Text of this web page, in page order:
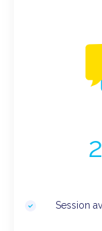
Session